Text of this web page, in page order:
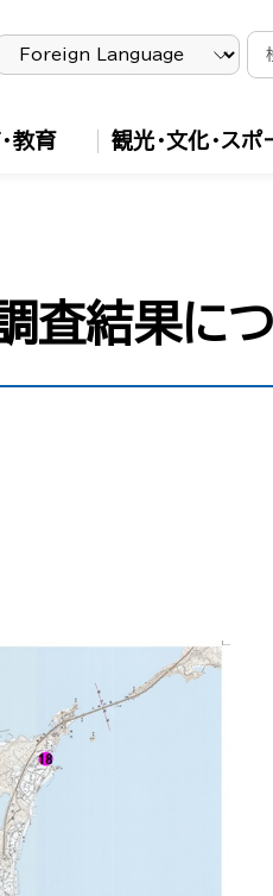
教育 観光・文化・スポ
査結果に